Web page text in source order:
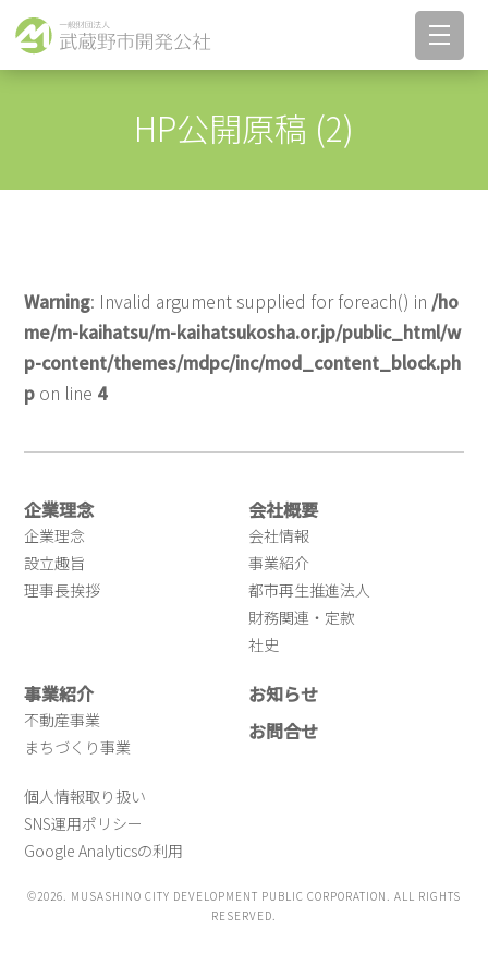
HP公開原稿 (2)
Warning: Invalid argument supplied for foreach() in /ho
me/m-kaihatsu/m-kaihatsukosha.or.jp/public_html/w
p-content/themes/mdpc/inc/mod_content_block.ph
p on line 4
企業理念
企業理念
設立趣旨
理事長挨拶
会社概要
会社情報
事業紹介
都市再生推進法人
財務関連・定款
社史
事業紹介
不動産事業
まちづくり事業
お知らせ
お問合せ
個人情報取り扱い
SNS運用ポリシー
Google Analyticsの利用
©2026. MUSASHINO CITY DEVELOPMENT PUBLIC CORPORATION. ALL RIGHTS
RESERVED.